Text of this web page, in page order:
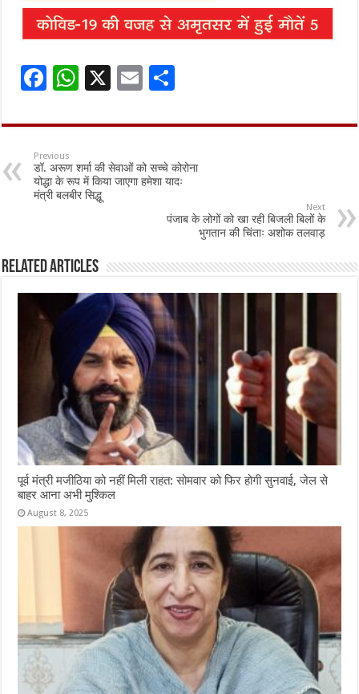
F
e
b
o
o
W
at
sA
p
p
X
E
ai
l
ar
e
Previous
डॉ. अरूण शर्मा की सेवाओं को सच्चे कोरोना
योद्धा के रूप में किया जाएगा हमेशा यादः
मंत्री बलबीर सिद्धू
Next
पंजाब के लोगों को खा रही बिजली बिलों के
भुगतान की चिंताः अशोक तलवाड़
Related Articles
पूर्व मंत्री मजीठिया को नहीं मिली राहत: सोमवार को फिर होगी सुनवाई, जेल से
बाहर आना अभी मुश्किल
August 8, 2025